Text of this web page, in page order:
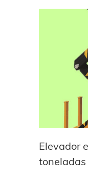
Elevador
toneladas